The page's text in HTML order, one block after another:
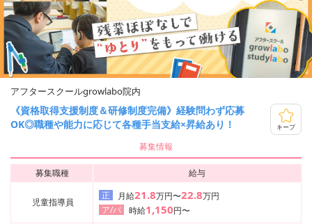
アフタースクールgrowlabo院内
《資格取得支援制度＆研修制度完備》経験問わず応募
OK◎職種や能力に応じて各種手当支給×昇給あり！
キープ
募集情報
募集職種 給与
児童指導員
正 月給21.8万円〜22.8万円
ア/パ
時給1,150円〜